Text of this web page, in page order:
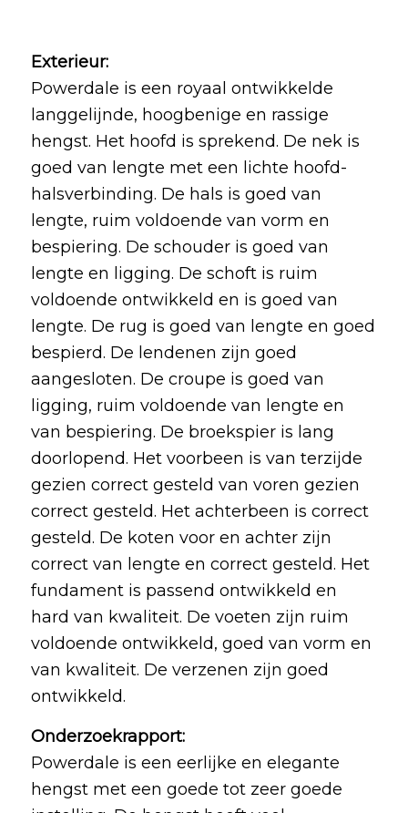
Exterieur:
Powerdale is een royaal ontwikkelde
langgelijnde, hoogbenige en rassige
hengst. Het hoofd is sprekend. De nek is
goed van lengte met een lichte hoofd-
halsverbinding. De hals is goed van
lengte, ruim voldoende van vorm en
bespiering. De schouder is goed van
lengte en ligging. De schoft is ruim
voldoende ontwikkeld en is goed van
lengte. De rug is goed van lengte en goed
bespierd. De lendenen zijn goed
aangesloten. De croupe is goed van
ligging, ruim voldoende van lengte en
van bespiering. De broekspier is lang
doorlopend. Het voorbeen is van terzijde
gezien correct gesteld van voren gezien
correct gesteld. Het achterbeen is correct
gesteld. De koten voor en achter zijn
correct van lengte en correct gesteld. Het
fundament is passend ontwikkeld en
hard van kwaliteit. De voeten zijn ruim
voldoende ontwikkeld, goed van vorm en
van kwaliteit. De verzenen zijn goed
ontwikkeld.
Onderzoekrapport:
Powerdale is een eerlijke en elegante
hengst met een goede tot zeer goede